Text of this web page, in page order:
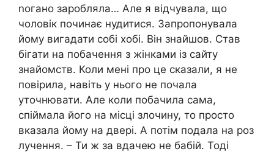
nогано заробляла… Але я відчувала, що
чоловік починає нудитися. Запропонувала
йому вигадати собі хобі. Він знайшов. Став
бігати на побачення з жінками із сайту
знайомств. Коли мені про це сказали, я не
повірила, навіть у нього не почала
уточнювати. Але коли побачила сама,
спіймала його на місці злочину, то просто
вказала йому на двері. А потім подала на роз
лучення. – Ти ж за вдачею не бабій. Тоді